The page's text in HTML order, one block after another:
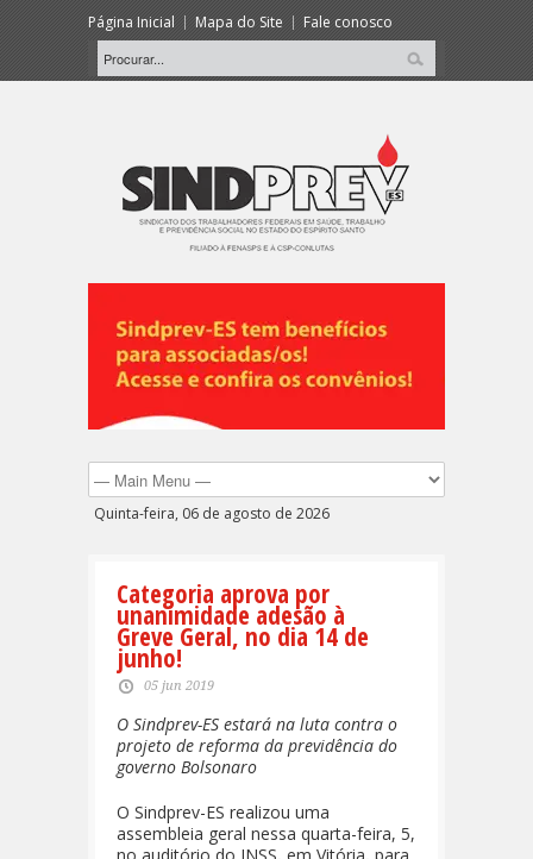
Página Inicial Mapa do Site Fale conosco
Quinta-feira, 06 de agosto de 2026
Categoria aprova por
unanimidade adesão à
Greve Geral, no dia 14 de
junho!
05 jun 2019
O Sindprev-ES estará na luta contra o
projeto de reforma da previdência do
governo Bolsonaro
O Sindprev-ES realizou uma
assembleia geral nessa quarta-feira, 5,